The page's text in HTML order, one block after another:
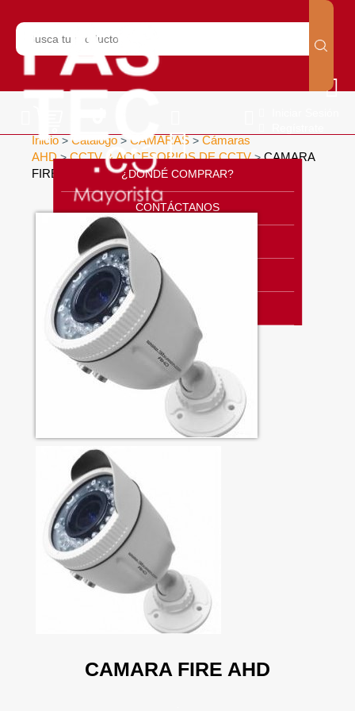
¿DONDÉ COMPRAR?
CONTÁCTANOS
CÁTALOGO
INICIO
Inicio > Catálogo > CÁMARAS > Cámaras
AHD>CCTV & ACCESORIOS DE CCTV>CAMARA
FIRE AHD
>
CAMARA FIRE AHD